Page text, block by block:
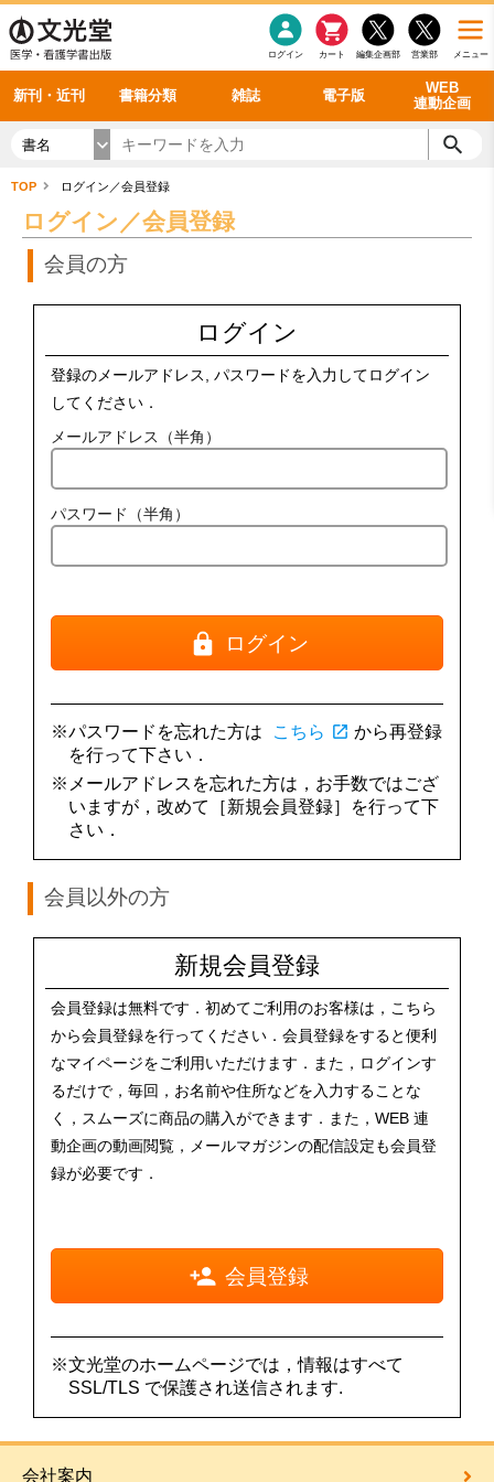
メニュー
営業部
編集企画部
カート
ログイン
新刊・近刊 書籍分類 雑誌 電子版
WEB
連動企画
感染症 老年医学
看護・介護
呼吸器
循環器
シリーズ一覧
雑誌投稿規定
理学療法
雑誌案内・年間購読 最新号 バックナンバー
電子書籍
電子雑誌
書籍「データに基づく臨床動作分析」WEB動画
書籍「眼手術学」WEB動画
書籍「神経症候学 II 改訂第二版」 WEB動画
新刊一覧
今後の発行予定
書名
TOP ログイン／会員登録
ログイン／会員登録
会員の方
ログイン
登録のメールアドレス, パスワードを入力してログイン
してください．
メールアドレス（半角）
パスワード（半角）
ログイン
※パスワードを忘れた方は こちら open_in_new から再登録
を行って下さい．
※メールアドレスを忘れた方は，お手数ではござ
いますが，改めて［新規会員登録］を行って下
さい．
会員以外の方
新規会員登録
会員登録は無料です．初めてご利用のお客様は，こちら
から会員登録を行ってください．会員登録をすると便利
なマイページをご利用いただけます．また，ログインす
るだけで，毎回，お名前や住所などを入力することな
く，スムーズに商品の購入ができます．また，WEB 連
動企画の動画閲覧，メールマガジンの配信設定も会員登
録が必要です．
会員登録
※文光堂のホームページでは，情報はすべて
SSL/TLS で保護され送信されます.
会社案内